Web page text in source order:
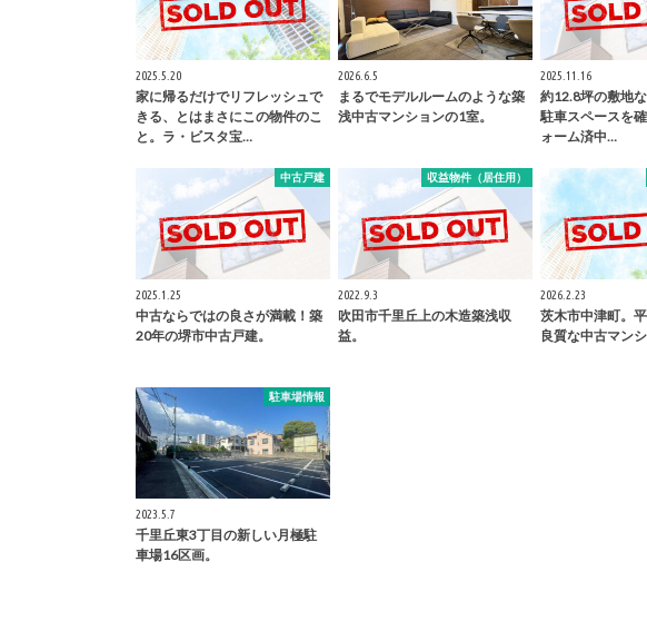
2025.5.20
家に帰るだけでリフレッシュで
きる、とはまさにこの物件のこ
と。ラ・ビスタ宝…
2026.6.5
まるでモデルルームのような築
浅中古マンションの1室。
2025.11.16
約12.8坪の敷地
駐車スペースを
ォーム済中…
中古戸建
2025.1.25
中古ならではの良さが満載！築
20年の堺市中古戸建。
収益物件（居住用）
2022.9.3
吹田市千里丘上の木造築浅収
益。
2026.2.23
茨木市中津町。
良質な中古マンシ
駐車場情報
2023.5.7
千里丘東3丁目の新しい月極駐
車場16区画。